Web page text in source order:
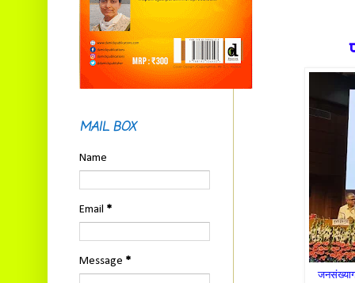
MAIL BOX
Name
Email *
Message *